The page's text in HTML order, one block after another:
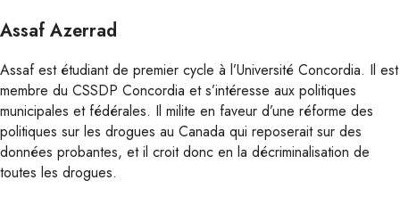
Assaf Azerrad
Assaf est étudiant de premier cycle à l’Université Concordia. Il est
membre du CSSDP Concordia et s’intéresse aux politiques
municipales et fédérales. Il milite en faveur d’une réforme des
politiques sur les drogues au Canada qui reposerait sur des
données probantes, et il croit donc en la décriminalisation de
toutes les drogues.